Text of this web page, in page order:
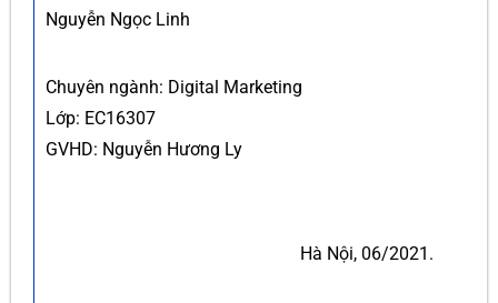
Nguyễn Ngọc Linh
Chuyên ngành: Digital Marketing
Lớp: EC16307
GVHD: Nguyễn Hương Ly
Hà Nội, 06/2021.